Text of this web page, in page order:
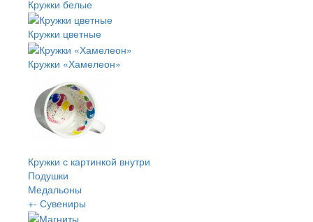
Кружки белые
Кружки цветные
Кружки «Хамелеон»
Кружки с картинкой внутри
Подушки
Медальоны
+- Сувениры